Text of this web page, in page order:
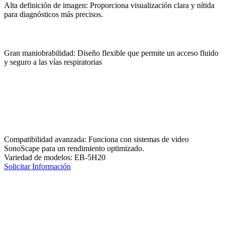
Alta definición de imagen: Proporciona visualización clara y nítida
para diagnósticos más precisos.
Gran maniobrabilidad: Diseño flexible que permite un acceso fluido
y seguro a las vías respiratorias
Compatibilidad avanzada: Funciona con sistemas de video
SonoScape para un rendimiento optimizado.
Variedad de modelos: EB-5H20
Solicitar Información